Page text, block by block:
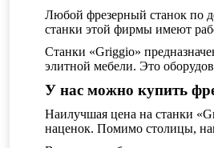
Любой фрезерный станок по
станки этой фирмы имеют
Станки «Griggio»
элитной мебели. Это
У нас можно купить
Наилучшая цена на станки
наценок. Помимо столицы,